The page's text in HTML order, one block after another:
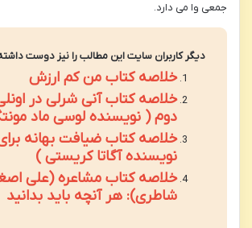
جمعی وا می دارد.
دیگر کاربران سایت این مطالب را نیز دوست
خلاصه کتاب من کم ارزش
خلاصه کتاب آنی شرلی در
دوم ( نویسنده لوسی ماد
خلاصه کتاب ضیافت بهانه
نویسنده آگاتا کریستی )
خلاصه کتاب مشاعره (علی
شاطری): هر آنچه باید بدانید